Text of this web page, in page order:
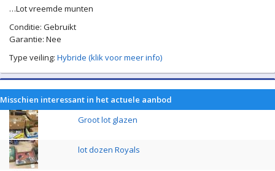
…Lot vreemde munten
Conditie: Gebruikt
Garantie: Nee
Type veiling: Hybride (klik voor meer info)
Misschien interessant in het actuele aanbod
Groot lot glazen
lot dozen Royals